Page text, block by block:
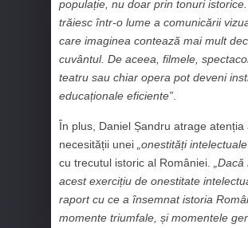
populație, nu doar prin tonuri
trăiesc într-o lume a comunicării
care imaginea contează mai mult
cuvântul. De aceea, filmele,
teatru sau chiar opera pot deveni
educaționale eficiente”
În plus, Daniel Șandru atrage atenția
necesității unei „onestități
cu trecutul istoric al României.
acest exercițiu de onestitate
raport cu ce a însemnat istoria
momente triumfale, și momentele